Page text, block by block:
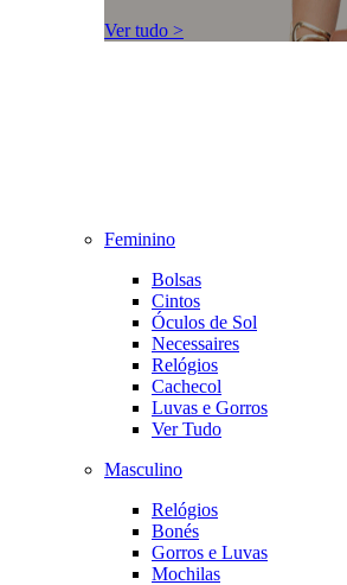
Ver tudo >
Feminino
Bolsas
Cintos
Óculos de Sol
Necessaires
Relógios
Cachecol
Luvas e Gorros
Ver Tudo
Masculino
Relógios
Bonés
Gorros e Luvas
Mochilas